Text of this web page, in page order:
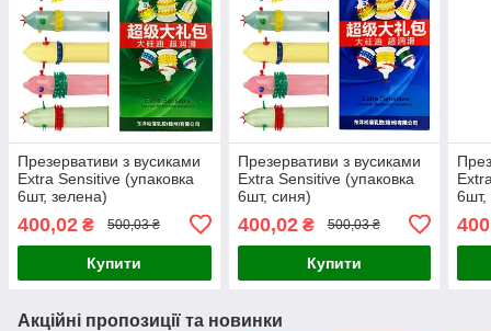
Презервативи з вусиками
Extra Sensitive (упаковка
6шт, зелена)
400,02 ₴ 500,03 ₴
Купити
Презервативи з вусиками
Extra Sensitive (упаковка
6шт, синя)
400,02₴ 500,03 ₴
Купити
6шт,
Акційні пропозиції та новинки